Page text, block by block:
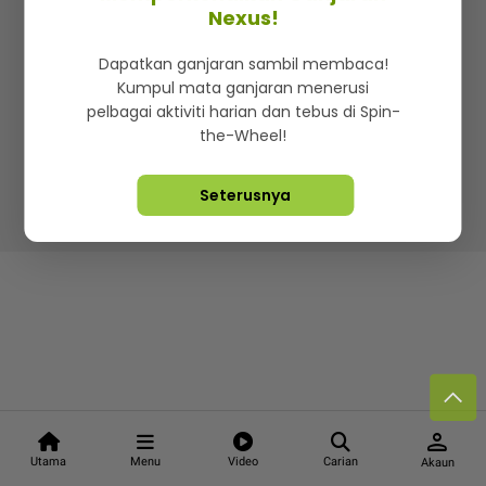
Utama Menu Video Carian
person
Akaun
Iklan di SMG360
Terma & Syarat Dasar Privasi
Lebih hot, viral dan sensasi
Hakcipta Terpelihara ©2026. Star Media Group Berhad
Nexus!
Dapatkan ganjaran sambil membaca!
Kumpul mata ganjaran menerusi
pelbagai aktiviti harian dan tebus di Spin-
the-Wheel!
Seterusnya